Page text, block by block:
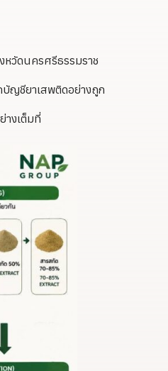
หวัดนครศรีธรรมราช
บัญชียาเสพติดอย่างถูก
างเต็มที่